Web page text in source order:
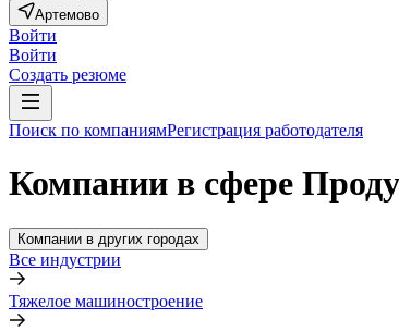
Артемово
Войти
Войти
Создать резюме
Поиск по компаниямРегистрация работодателя
Компании в сфере
Компании в других городах
Все индустрии
Тяжелое машиностроение